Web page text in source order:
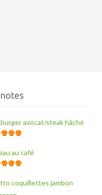
avocat/steak hâché
au café
coquillettes jambon